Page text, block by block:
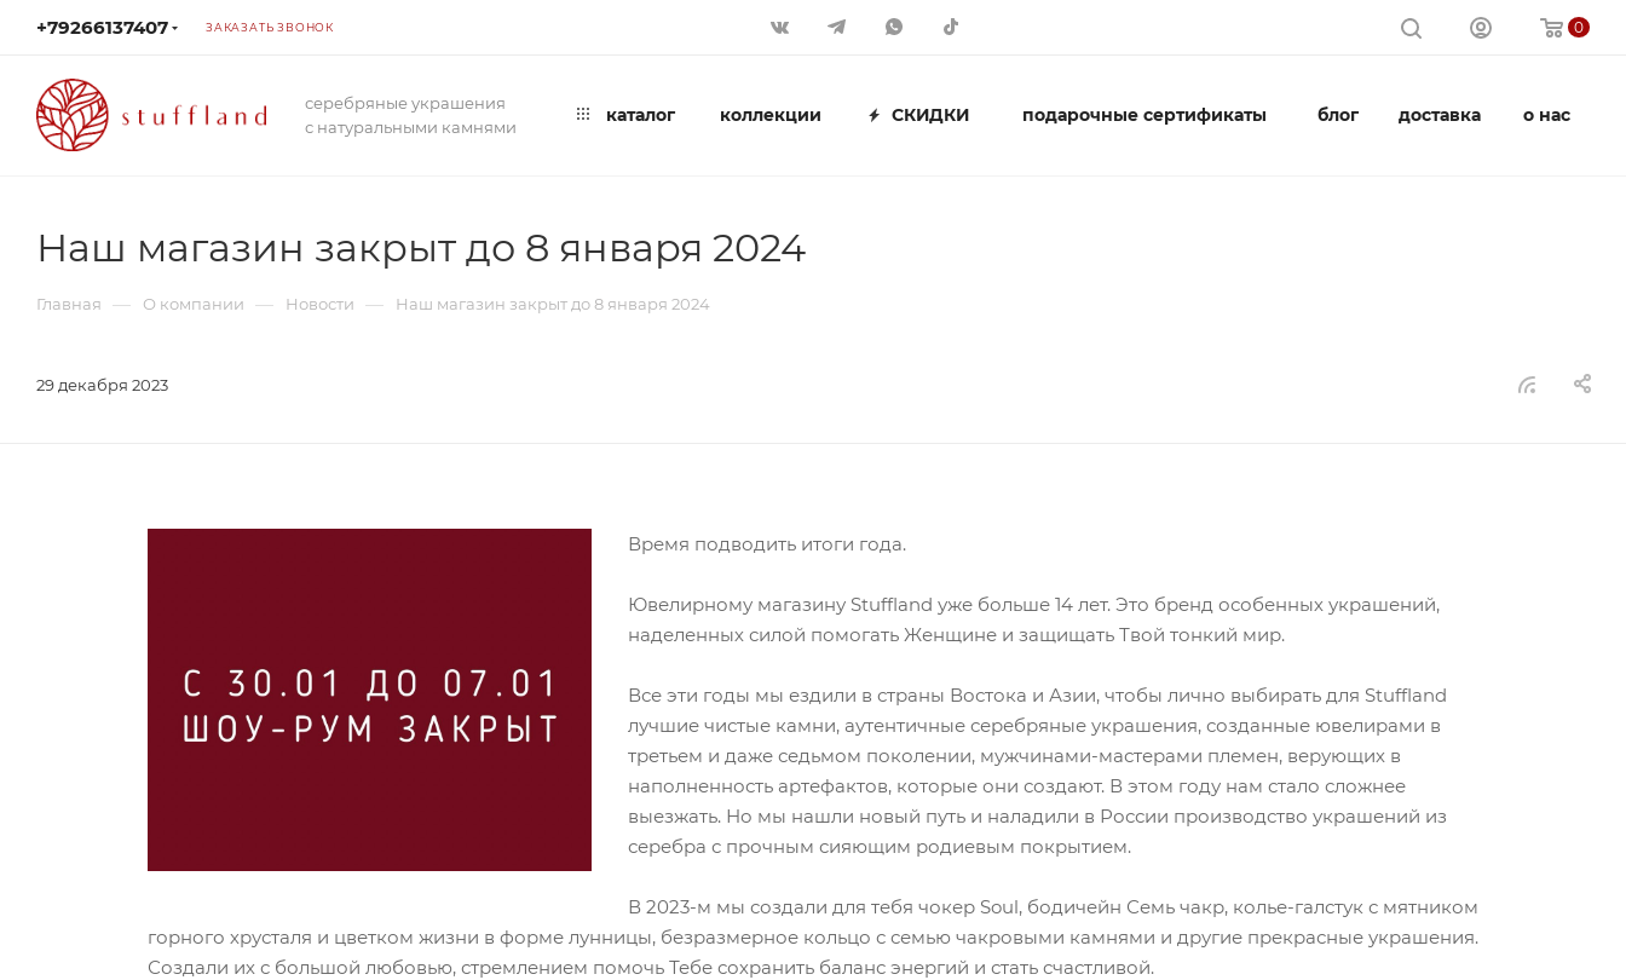
+79266137407 ЗАКАЗАТЬ ЗВОНОК 0
серебряные украшения
с натуральными камнями
каталог коллекции СКИДКИ подарочные сертификаты блог доставка о нас
Наш магазин закрыт до 8 января 2024
Главная — О компании — Новости — Наш магазин закрыт до 8 января 2024
29 декабря 2023
Время подводить итоги года.
Ювелирному магазину Stuffland уже больше 14 лет. Это бренд особенных украшений,
наделенных силой помогать Женщине и защищать Твой тонкий мир.
Все эти годы мы ездили в страны Востока и Азии, чтобы лично выбирать для Stuffland
лучшие чистые камни, аутентичные серебряные украшения, созданные ювелирами в
третьем и даже седьмом поколении, мужчинами-мастерами племен, верующих в
наполненность артефактов, которые они создают. В этом году нам стало сложнее
выезжать. Но мы нашли новый путь и наладили в России производство украшений из
серебра с прочным сияющим родиевым покрытием.
В 2023-м мы создали для тебя чокер Soul, бодичейн Семь чакр, колье-галстук с мятником
горного хрусталя и цветком жизни в форме лунницы, безразмерное кольцо с семью чакровыми камнями и другие прекрасные украшения.
Создали их с большой любовью, стремлением помочь Тебе сохранить баланс энергий и стать счастливой.